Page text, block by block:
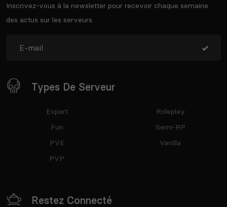
Inscrivez-vous à la newsletter pour recevoir chaque semaine
des actus sur les serveurs.
Types De Serveur
Expert
Fun
PVE
PVP
Roleplay
Semi-RP
Vanilla
Restez Connecté